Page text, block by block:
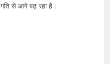
से आगे बढ़ रहा है।